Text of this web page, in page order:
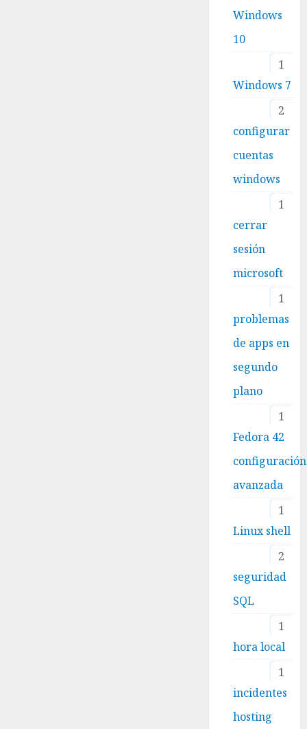
Windows
10
1
Windows 7
2
configurar
cuentas
windows
1
cerrar
sesión
microsoft
1
problemas
de apps en
segundo
plano
1
Fedora 42
configuración
avanzada
1
Linux shell
2
seguridad
SQL
1
hora local
1
incidentes
hosting